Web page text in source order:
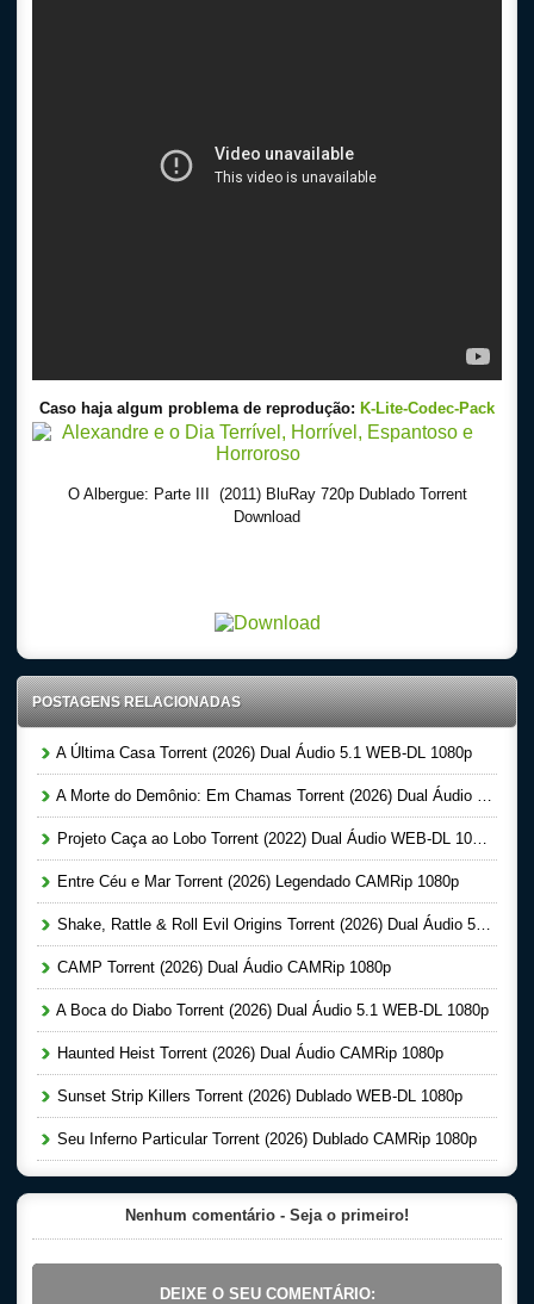
Caso haja algum problema de reprodução: K-Lite-Codec-Pack
O Albergue: Parte III (2011) BluRay 720p Dublado Torrent
Download
POSTAGENS RELACIONADAS
A Última Casa Torrent (2026) Dual Áudio 5.1 WEB-DL 1080p
A Morte do Demônio: Em Chamas Torrent (2026) Dual Áudio WEB-DL 720p | 1080p
Projeto Caça ao Lobo Torrent (2022) Dual Áudio WEB-DL 1080p
Entre Céu e Mar Torrent (2026) Legendado CAMRip 1080p
Shake, Rattle & Roll Evil Origins Torrent (2026) Dual Áudio 5.1 WEB-DL 1080p
CAMP Torrent (2026) Dual Áudio CAMRip 1080p
A Boca do Diabo Torrent (2026) Dual Áudio 5.1 WEB-DL 1080p
Haunted Heist Torrent (2026) Dual Áudio CAMRip 1080p
Sunset Strip Killers Torrent (2026) Dublado WEB-DL 1080p
Seu Inferno Particular Torrent (2026) Dublado CAMRip 1080p
Nenhum comentário - Seja o primeiro!
DEIXE O SEU COMENTÁRIO: